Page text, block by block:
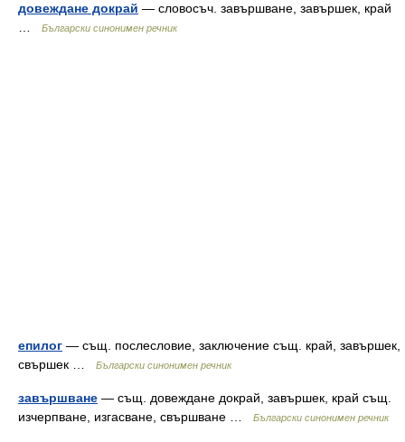
довеждане докрай — словосъч. завършване, завършек, край
Български синонимен речник
епилог — същ. послесловие, заключение същ. край, завършек,
свършек …
Български синонимен речник
завършване — същ. довеждане докрай, завършек, край същ.
изчерпване, изгасване, свършване …
Български синонимен речник